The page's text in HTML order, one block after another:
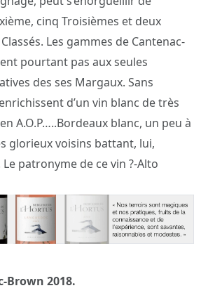
cinq Troisièmes et deux
Les gammes de Cantenac-
pourtant pas aux seules
des ses Margaux. Sans
d’un vin blanc de très
A.O.P…..Bordeaux blanc, un peu à
glorieux voisins battant, lui,
Le patronyme de ce vin ?-Alto
Brown 2018.